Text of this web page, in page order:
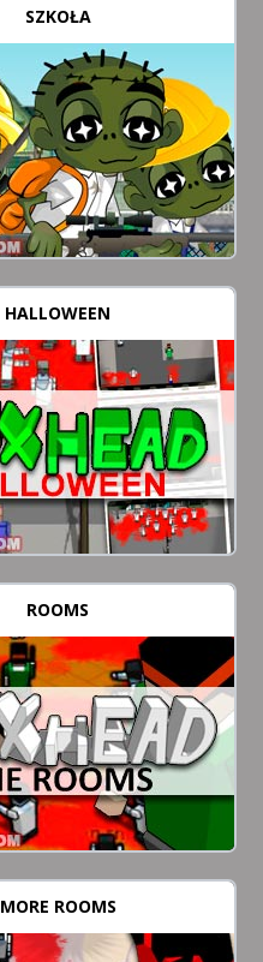
SZKOŁA
HALLOWEEN
ROOMS
MORE ROOMS